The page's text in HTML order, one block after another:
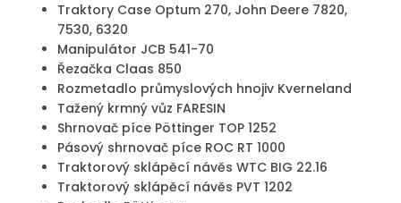
Traktory Case Optum 270, John Deere 7820,
7530, 6320
Manipulátor JCB 541-70
Řezačka Claas 850
Rozmetadlo průmyslových hnojiv Kverneland
Tažený krmný vůz FARESIN
Shrnovač píce Pöttinger TOP 1252
Pásový shrnovač píce ROC RT 1000
Traktorový sklápěcí návěs WTC BIG 22.16
Traktorový sklápěcí návěs PVT 1202